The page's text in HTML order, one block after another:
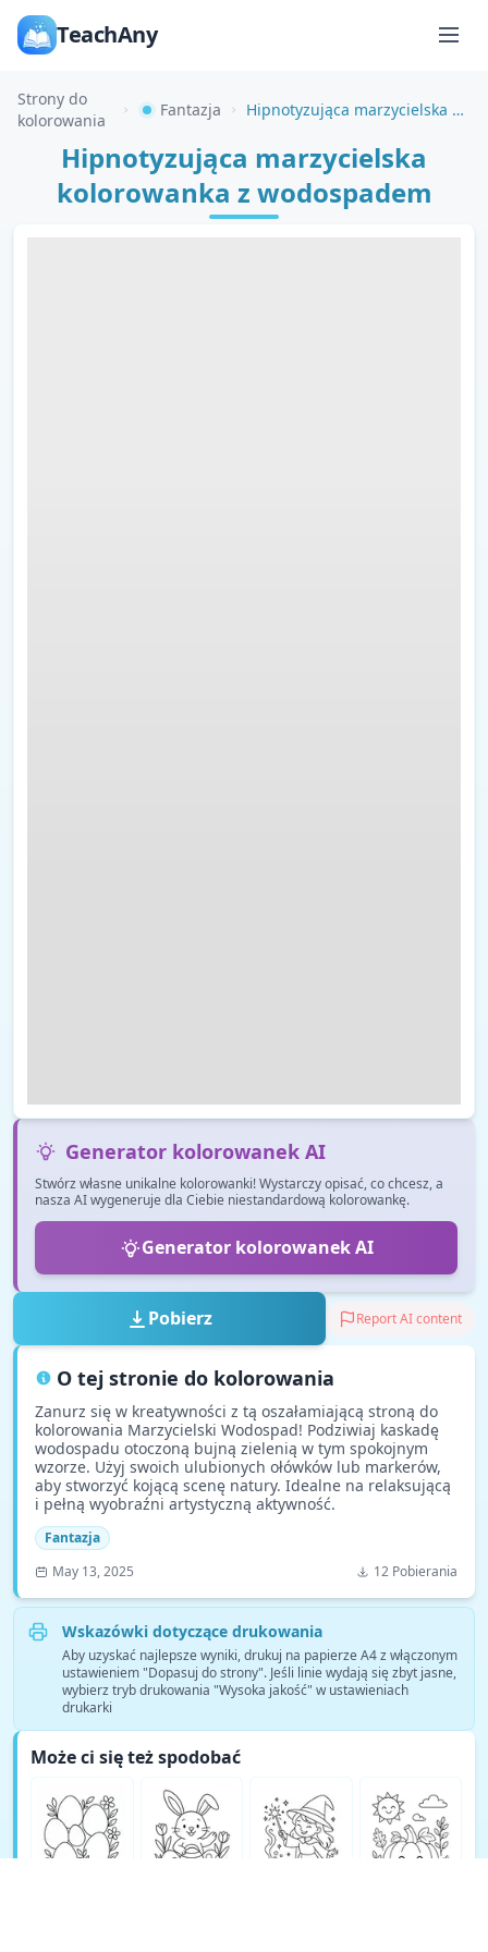
TeachAny
Strony do
kolorowania
Fantazja Hipnotyzująca marzycielska kolorowanka z wodospadem
Hipnotyzująca marzycielska
kolorowanka z wodospadem
Generator kolorowanek AI
Stwórz własne unikalne kolorowanki! Wystarczy opisać, co chcesz, a
nasza AI wygeneruje dla Ciebie niestandardową kolorowankę.
Generator kolorowanek AI
Pobierz Report AI content
O tej stronie do kolorowania
Zanurz się w kreatywności z tą oszałamiającą stroną do
kolorowania Marzycielski Wodospad! Podziwiaj kaskadę
wodospadu otoczoną bujną zielenią w tym spokojnym
wzorze. Użyj swoich ulubionych ołówków lub markerów,
aby stworzyć kojącą scenę natury. Idealne na relaksującą
i pełną wyobraźni artystyczną aktywność.
Fantazja
May 13, 2025
12 Pobierania
Wskazówki dotyczące drukowania
Aby uzyskać najlepsze wyniki, drukuj na papierze A4 z włączonym
ustawieniem "Dopasuj do strony". Jeśli linie wydają się zbyt jasne,
wybierz tryb drukowania "Wysoka jakość" w ustawieniach
drukarki
Może ci się też spodobać